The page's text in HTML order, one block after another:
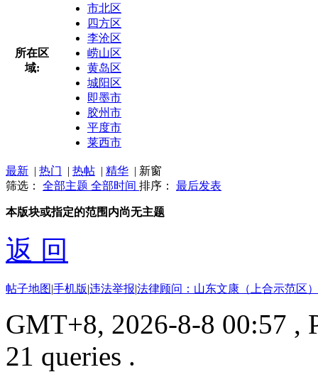
所在区
域:
市北区
四方区
李沧区
崂山区
黄岛区
城阳区
即墨市
胶州市
平度市
莱西市
最新 | 热门 | 热帖 | 精华 | 新窗
筛选： 全部主题 全部时间 排序： 最后发表
本版块或指定的范围内尚无主题
返 回
帖子地图|手机版|违法举报|法律顾问：山东文康（上合示范区
GMT+8, 2026-8-8 00:57 ,
21 queries .